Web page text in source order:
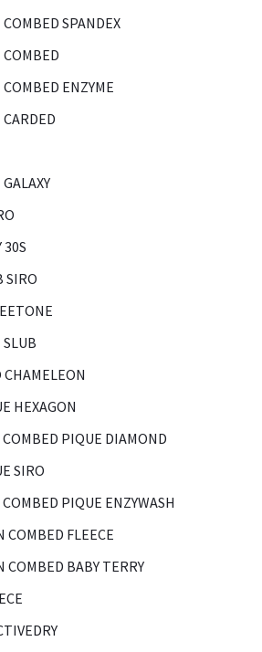
SPANDEX
ENZYME
30S
SIRO
HEXAGON
PIQUE DIAMOND
SIRO
PIQUE ENZYWASH
FLEECE
BABY TERRY